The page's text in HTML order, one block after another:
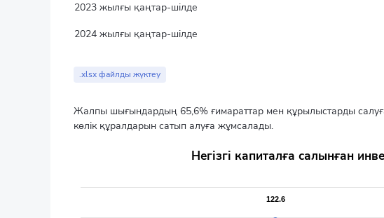
2023 жылғы қаңтар-шілде
2024 жылғы қаңтар-шілде
.xlsx файлды жүктеу
Жалпы шығындардың 65,6% ғимараттар мен құрылыстарды
көлік құралдарын сатып алуға жұмсалады.
Негізгі капиталға салынған инвестициялардың НКИ
өткен жылдың тиісті кезеңіне пайызбен
Негізгі капиталға салынған
122.6
122.6